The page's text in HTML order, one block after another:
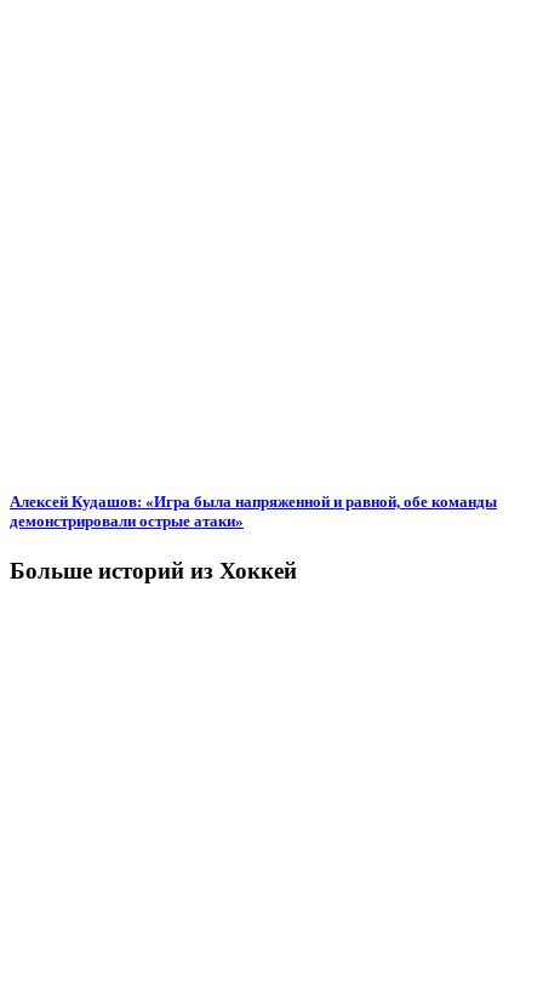
Алексей Кудашов: «Игра была напряженной и равной, обе команды
демонстрировали острые атаки»
Больше историй из Хоккей